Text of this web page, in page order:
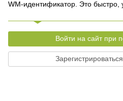
WM-идентификатор. Это быстро,
Войти на сайт при